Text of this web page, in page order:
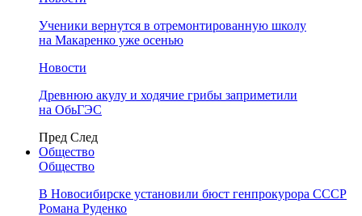
Ученики вернутся в отремонтированную школу
на Макаренко уже осенью
Новости
Древнюю акулу и ходячие грибы заприметили
на ОбьГЭС
Пред След
Общество
Общество
В Новосибирске установили бюст генпрокурора СССР
Романа Руденко